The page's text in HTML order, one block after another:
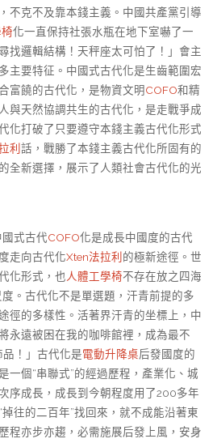
不克不及靠本錢主義。中國共產黨引導
化一直保持社張水瓶在地下室嚇了一
找邏輯結構！天秤座太可怕了！」會主
主要特征。中國式古代化是生齒範圍宏
富饒的古代化，是物資文明COFO和精
與天然協調共生的古代化，是走戰爭成
化打破了只要遵守本錢主義古代化形式
利 話，戰勝了本錢主義古代化所固有的
全新選擇，展示了人類社會古代化的光
式古代COFO化是成長中國度的古代
走向古代化Xten法拉利的極新途徑。世
化形式，也人體工學椅不存在放之四海
。古代化不是單選題，汗青前提的多
徑的多樣性。活著界汗青的坐標上，中
永遠被困在我的咖啡館裡，成為最不
！」古代化是電動升降桌后發國度的
一個“串聯式”的經過歷程，產業化、城
序成長，成長到今朝程度用了200多年
往的二百年”找回來，就不成能沿著東
程亦步亦趨，必需施展后發上風，安身